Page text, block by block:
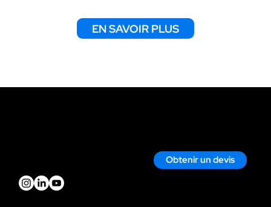
EN SAVOIR PLUS
Obtenir un devis